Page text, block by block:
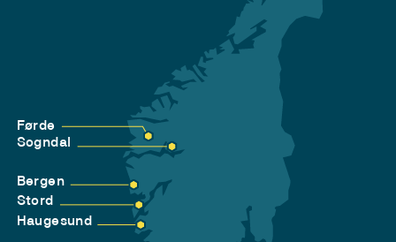
Førde
Sogndal
Bergen
Stord
Haugesund